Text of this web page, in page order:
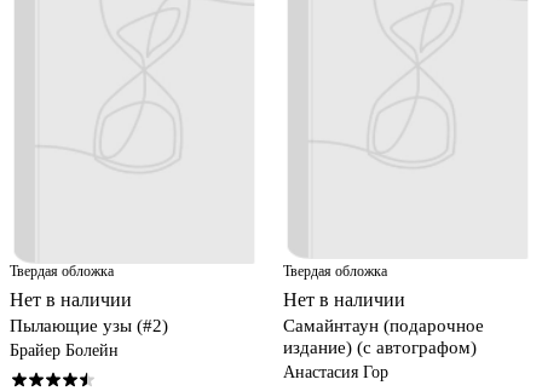
Твердая обложка
Нет в наличии
Пылающие узы (#2)
Брайер Болейн
Твердая обложка
Нет в наличии
Самайнтаун (подарочное
издание) (с автографом)
Анастасия Гор